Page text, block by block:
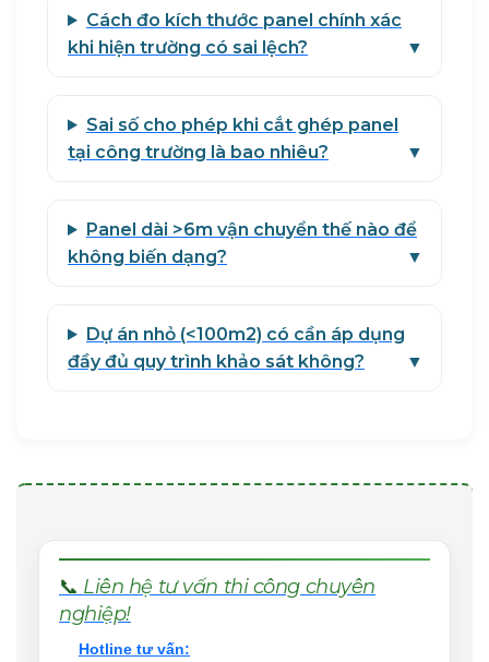
Cách đo kích thước panel chính xác
khi hiện trường có sai lệch?
▼
Sai số cho phép khi cắt ghép panel
tại công trường là bao nhiêu?
▼
Panel dài >6m vận chuyển thế nào để
không biến dạng?
▼
Dự án nhỏ (<100m2) có cần áp dụng
đầy đủ quy trình khảo sát không?
▼
📞 Liên hệ tư vấn thi công chuyên
nghiệp!
Hotline tư vấn: